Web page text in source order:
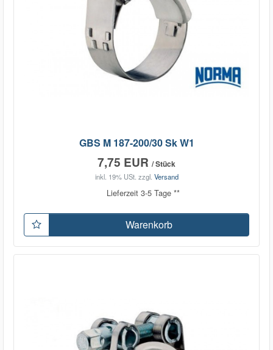
GBS M 187-200/30 Sk W1
7,75 EUR / Stück
inkl. 19% USt. zzgl. Versand
Lieferzeit 3-5 Tage **
Warenkorb